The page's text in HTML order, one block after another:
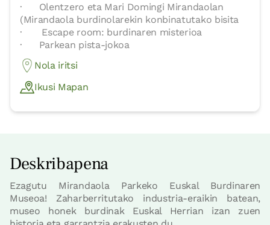
· Olentzero eta Mari Domingi Mirandaolan
(Mirandaola burdinolarekin konbinatutako bisita
· Escape room: burdinaren misterioa
· Parkean pista-jokoa
Nola iritsi
Ikusi Mapan
Deskribapena
Ezagutu Mirandaola Parkeko Euskal Burdinaren
Museoa! Zaharberritutako industria-eraikin batean,
museo honek burdinak Euskal Herrian izan zuen